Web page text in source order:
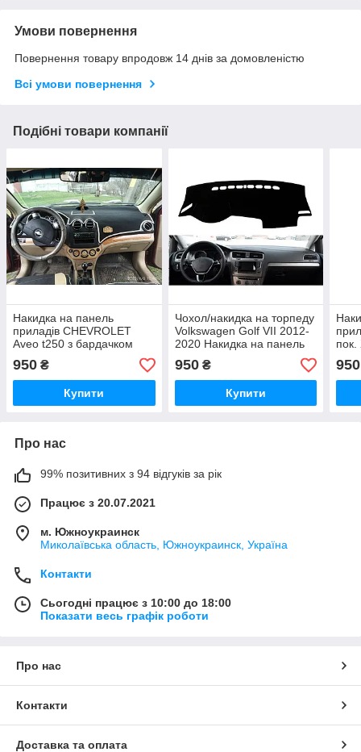
Умови повернення
Повернення товару впродовж 14 днів за домовленістю
Всі умови повернення
Подібні товари компанії
Накидка на панель
приладів CHEVROLET
Aveo t250 з бардачком
Чохол/накидка на торпеду
в авто Шевроле Авео
950 ₴
Купити
Чохол/накидка на торпеду
Volkswagen Golf VII 2012-
2020 Накидка на панель
Гольф 7
950₴
Купити
950
Про нас
99% позитивних з 94 відгуків за рік
Працює з 20.07.2021
м. Южноукраинск
Миколаївська область, Южноукраинск, Україна
Контакти
Сьогодні працює з 10:00 до 18:00
Показати весь графік роботи
Про нас
Контакти
Доставка та оплата